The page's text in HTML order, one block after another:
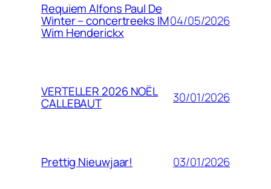
Requiem Alfons Paul De
Winter – concertreeks IM
Wim Henderickx
04/05/2026
VERTELLER 2026 NOËL
CALLEBAUT 30/01/2026
Prettig Nieuwjaar! 03/01/2026